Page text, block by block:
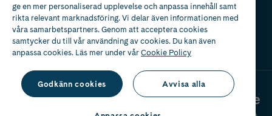
ge en mer personaliserad upplevelse och anpassa innehåll samt
rikta relevant marknadsföring. Vi delar även informationen med
våra samarbetspartners. Genom att acceptera cookies
samtycker du till vår användning av cookies. Du kan även
anpassa cookies. Läs mer under vårCookie Policy
Godkänn cookies Avvisa alla